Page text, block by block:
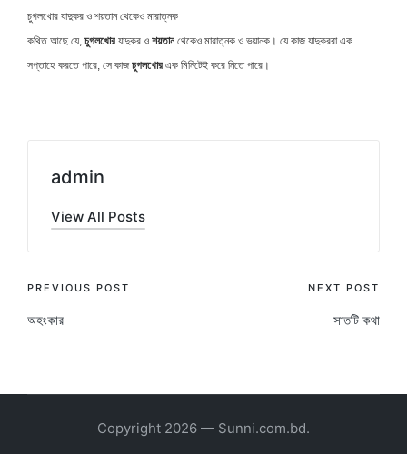
চুগলখোর যাদুকর ও শয়তান থেকেও মারাত্নক
কথিত আছে যে, চুগলখোর যাদুকর ও শয়তান থেকেও মারাত্নক ও ভয়ানক। যে কাজ যাদুকররা এক
সপ্তাহে করতে পারে, সে কাজ চুগলখোর এক মিনিটেই করে নিতে পারে।
admin
View All Posts
Post
navigation
PREVIOUS POST
অহংকার
NEXT POST
সাতটি কথা
Copyright 2026 — Sunni.com.bd.